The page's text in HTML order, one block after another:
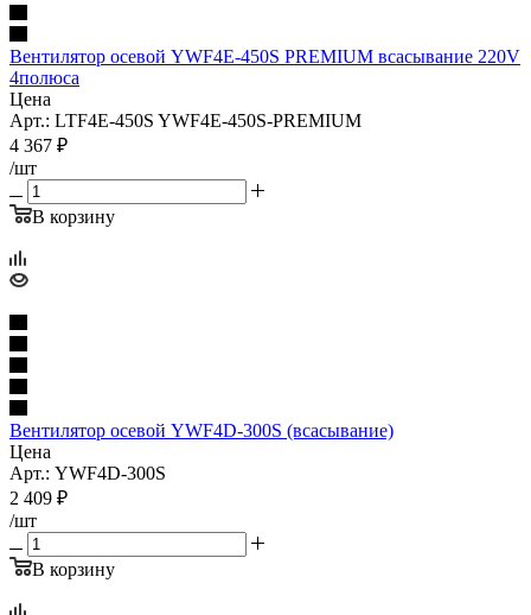
Вентилятор осевой YWF4E-450S PREMIUM всасывание 220V
4полюса
Цена
Арт.: LTF4E-450S YWF4E-450S-PREMIUM
4 367 ₽
/шт
В корзину
Вентилятор осевой YWF4D-300S (всасывание)
Цена
Арт.: YWF4D-300S
2 409 ₽
/шт
В корзину